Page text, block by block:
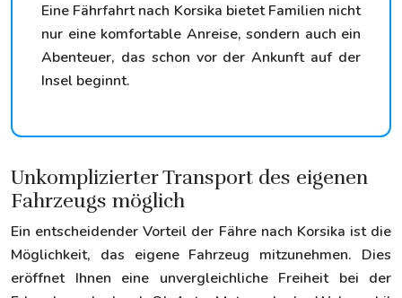
Eine Fährfahrt nach Korsika bietet Familien nicht
nur eine komfortable Anreise, sondern auch ein
Abenteuer, das schon vor der Ankunft auf der
Insel beginnt.
Unkomplizierter Transport des eigenen
Fahrzeugs möglich
Ein entscheidender Vorteil der Fähre nach Korsika ist die
Möglichkeit, das eigene Fahrzeug mitzunehmen. Dies
eröffnet Ihnen eine unvergleichliche Freiheit bei der